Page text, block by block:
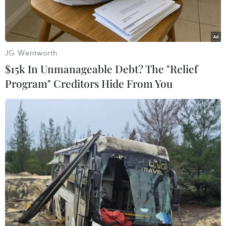
Nam.
Đại sứ Nguyễn Thị Bích Huệ (thứ tư từ trái sang) cùng các đại
biểu tại Triển lãm. (Ảnh: CTV)
Nhận lời mời của Chủ tịch Cơ quan Phát triển và
JG Wentworth
$15k In Unmanageable Debt? The "Relief
Program" Creditors Hide From You